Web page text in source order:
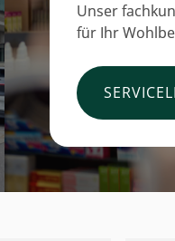
Unser
für Ihr